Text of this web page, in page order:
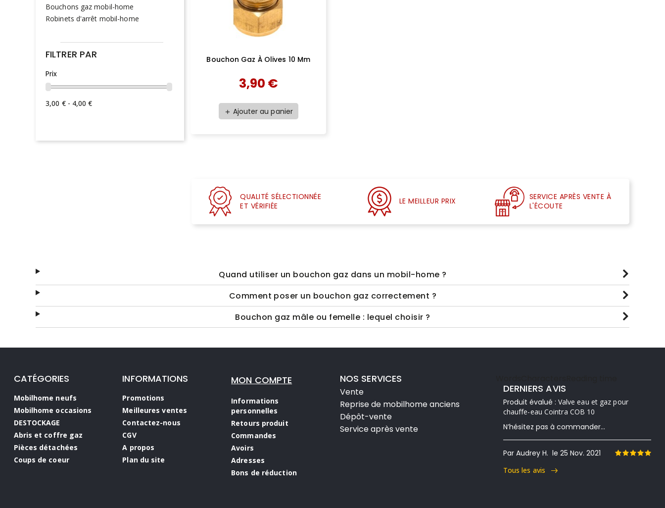
Bouchons gaz mobil-home
Robinets d'arrêt mobil-home
FILTRER PAR
Prix
3,00 € - 4,00 €
Bouchon Gaz À Olives 10 Mm
3,90 €
add Ajouter au panier
QUALITÉ SÉLECTIONNÉE
ET VÉRIFIÉE
LE MEILLEUR PRIX
SERVICE APRÈS VENTE À
L'ÉCOUTE
Quand utiliser un bouchon gaz dans un mobil-home ?
Comment poser un bouchon gaz correctement ?
Bouchon gaz mâle ou femelle : lequel choisir ?
CATÉGORIES
Mobilhome neufs
Mobilhome occasions
DESTOCKAGE
Abris et coffre gaz
Pièces détachées
Coups de coeur
INFORMATIONS
Promotions
Meilleures ventes
Contactez-nous
CGV
A propos
Plan du site
MON COMPTE
Informations
personnelles
Retours produit
Commandes
Avoirs
Adresses
Bons de réduction
NOS SERVICES
Vente
Reprise de mobilhome anciens
Dépôt-vente
Service après vente
DERNIERS AVIS
Produit évalué : Valve eau et gaz pour
chauffe-eau Cointra COB 10
N’hésitez pas à commander...
Par Audrey H. le 25 Nov. 2021
Tous les avis